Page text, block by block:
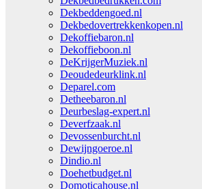
Dekbeddengoed.nl
Dekbedovertrekkenkopen.nl
Dekoffiebaron.nl
Dekoffieboon.nl
DeKrijgerMuziek.nl
Deoudedeurklink.nl
Deparel.com
Detheebaron.nl
Deurbeslag-expert.nl
Deverfzaak.nl
Devossenburcht.nl
Dewijngoeroe.nl
Dindio.nl
Doehetbudget.nl
Domoticahouse.nl